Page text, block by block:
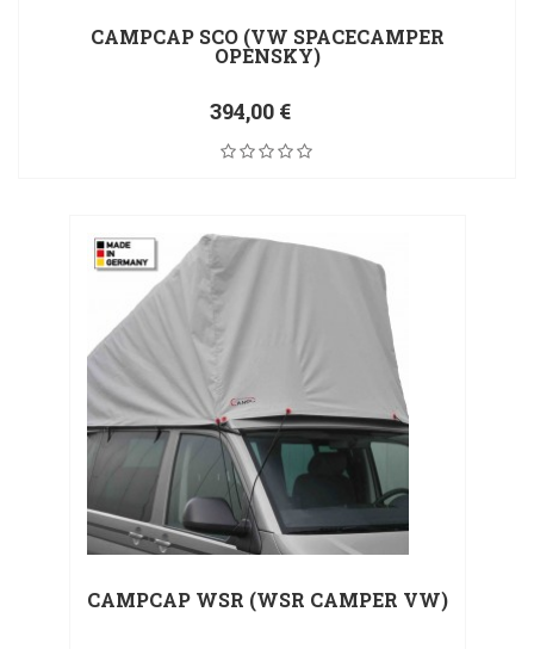
CAMPCAP SCO (VW SPACECAMPER
OPENSKY)
394,00 €
CAMPCAP WSR (WSR CAMPER VW)